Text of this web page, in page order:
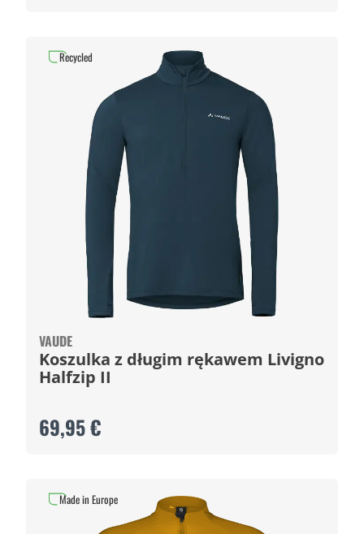
VAUDE
Koszulka z długim rękawem Livigno
Halfzip II
69,95 €
Recycled
Made in Europe